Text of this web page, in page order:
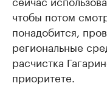
чтобы потом
понадобится,
региональные
расчистка
приоритете.